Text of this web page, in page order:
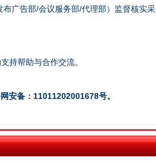
广告部/会议服务部/代理部）监督核实采
持帮助与合作交流。
安备：11011202001678号。
习近平的“航天情”